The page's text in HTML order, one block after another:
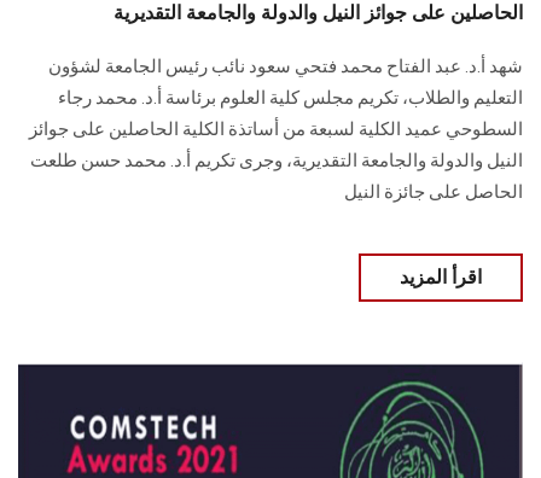
الزائـرون
الحاصلين على جوائز النيل والدولة والجامعة التقديرية
شهد أ.د. عبد الفتاح محمد فتحي سعود نائب رئيس الجامعة لشؤون
التعليم والطلاب، تكريم مجلس كلية العلوم برئاسة أ.د. محمد رجاء
السطوحي عميد الكلية لسبعة من أساتذة الكلية الحاصلين على جوائز
النيل والدولة والجامعة التقديرية، وجرى تكريم أ.د. محمد حسن طلعت
الحاصل على جائزة النيل
اقرأ المزيد